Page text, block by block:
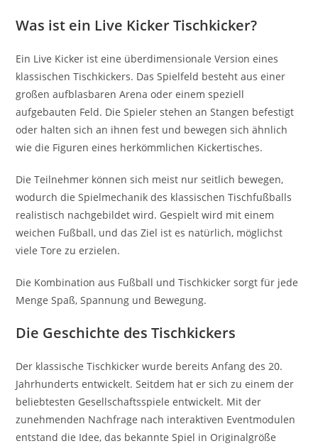
Was ist ein Live Kicker Tischkicker?
Ein Live Kicker ist eine überdimensionale Version eines
klassischen Tischkickers. Das Spielfeld besteht aus einer
großen aufblasbaren Arena oder einem speziell
aufgebauten Feld. Die Spieler stehen an Stangen befestigt
oder halten sich an ihnen fest und bewegen sich ähnlich
wie die Figuren eines herkömmlichen Kickertisches.
Die Teilnehmer können sich meist nur seitlich bewegen,
wodurch die Spielmechanik des klassischen Tischfußballs
realistisch nachgebildet wird. Gespielt wird mit einem
weichen Fußball, und das Ziel ist es natürlich, möglichst
viele Tore zu erzielen.
Die Kombination aus Fußball und Tischkicker sorgt für jede
Menge Spaß, Spannung und Bewegung.
Die Geschichte des Tischkickers
Der klassische Tischkicker wurde bereits Anfang des 20.
Jahrhunderts entwickelt. Seitdem hat er sich zu einem der
beliebtesten Gesellschaftsspiele entwickelt. Mit der
zunehmenden Nachfrage nach interaktiven Eventmodulen
entstand die Idee, das bekannte Spiel in Originalgröße